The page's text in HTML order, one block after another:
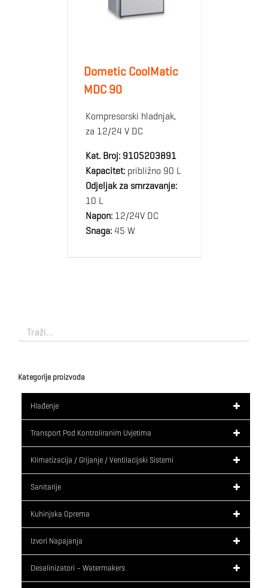
Dometic CoolMatic
MDC 90
Kompresorski hladnjak,
za 12/24 V DC
Kat. Broj:9105203891
Kapacitet:približno 90 L
Odjeljak za smrzavanje:
10 L
Napon:12/24V DC
Snaga:45 W
Kategorije proizvoda
Hlađenje
Transport Pod Kontroliranim Uvjetima
Klimatizacija / Grijanje / Ventilacijski Sistemi
Sanitarije
Kuhinjska Oprema
Izvori Napajanja
Desalinizatori – Watermakers